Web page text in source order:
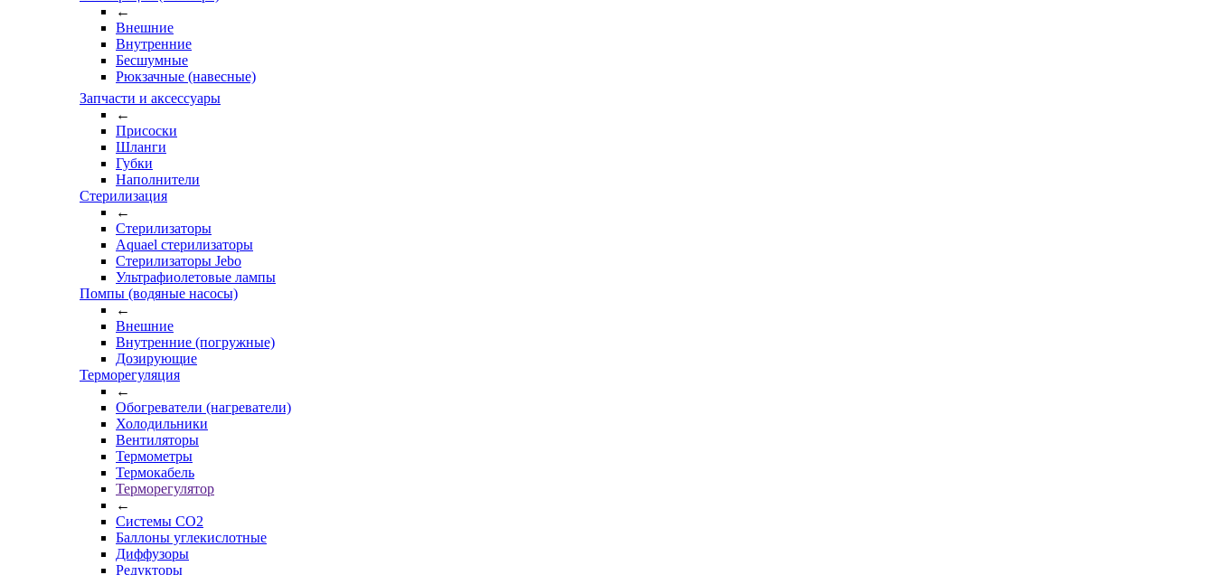
←
Внешние
Внутренние
Бесшумные
Рюкзачные (навесные)
Запчасти и аксессуары
←
Присоски
Шланги
Губки
Наполнители
Стерилизация
←
Стерилизаторы
Aquael стерилизаторы
Стерилизаторы Jebo
Ультрафиолетовые лампы
Помпы (водяные насосы)
←
Внешние
Внутренние (погружные)
Дозирующие
Терморегуляция
←
Обогреватели (нагреватели)
Холодильники
Вентиляторы
Термометры
Термокабель
Терморегулятор
←
Системы CO2
Баллоны углекислотные
Диффузоры
Редукторы